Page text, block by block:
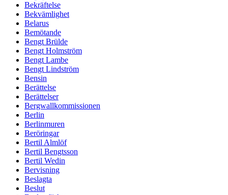
Bekräftelse
Bekvämlighet
Belarus
Bemötande
Bengt Brülde
Bengt Holmström
Bengt Lambe
Bengt Lindström
Bensin
Berättelse
Berättelser
Bergwallkommissionen
Berlin
Berlinmuren
Beröringar
Bertil Almlöf
Bertil Bengtsson
Bertil Wedin
Bervisning
Beslagta
Beslut